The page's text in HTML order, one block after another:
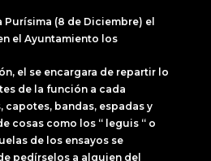
(8 de Diciembre) el
el Ayuntamiento los
el se encargara de repartir lo
de la función a cada
capotes, bandas, espadas y
cosas como los “ leguis “ o
de los ensayos se
pedírselos a alguien del